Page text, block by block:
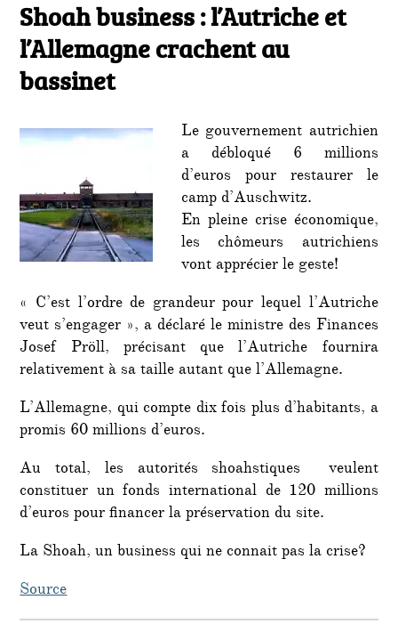
le
au
Shoah business : l’Autriche et
l’Allemagne crachent au
bassinet
Le gouvernement autrichien
a débloqué 6 millions
d’euros pour restaurer le
camp d’Auschwitz.
En pleine crise économique,
les chômeurs autrichiens
vont apprécier le geste!
« C’est l’ordre de grandeur pour lequel l’Autriche
veut s’engager », a déclaré le ministre des Finances
Josef Pröll, précisant que l’Autriche fournira
relativement à sa taille autant que l’Allemagne.
L’Allemagne, qui compte dix fois plus d’habitants, a
promis 60 millions d’euros.
Au total, les autorités shoahstiques veulent
constituer un fonds international de 120 millions
d’euros pour financer la préservation du site.
La Shoah, un business qui ne connait pas la crise?
Source